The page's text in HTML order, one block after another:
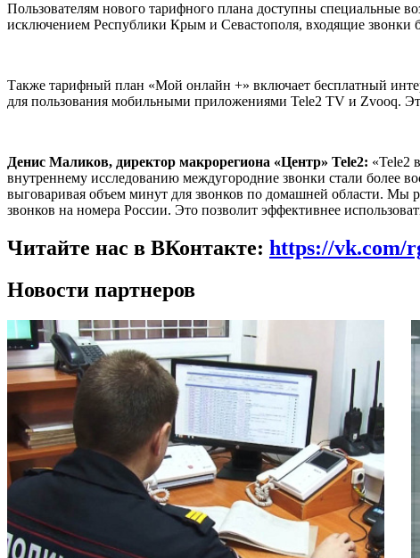
Пользователям нового тарифного плана доступны специальные
исключением Республики Крым и Севастополя, входящие звонки
Также тарифный план «Мой онлайн +» включает бесплатный
для пользования мобильными приложениями Tele2 TV и Zvooq.
Денис Маликов, директор макрорегиона «Центр» Tele2: «Tele2
внутреннему исследованию междугородние звонки стали более
выговаривая объем минут для звонков по домашней области. Мы
звонков на номера России. Это позволит эффективнее
Читайте нас в ВКонтакте: https://vk.com/
Новости партнеров